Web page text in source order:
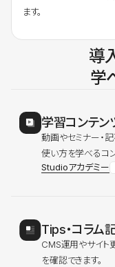
ます。
導
学
学習コンテン
動画やセミナー・記
使い方を学べるコ
Studioアカデミー
Tips・コラム
CMS運用やサイト
を確認できます。